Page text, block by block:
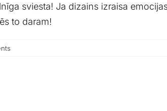
sviesta! Ja dizains izraisa
to daram!